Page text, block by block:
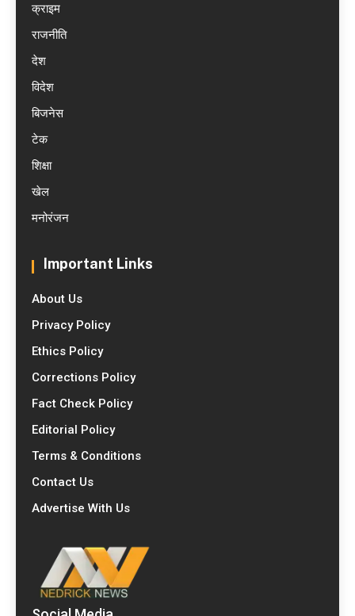
क्राइम
राजनीति
देश
विदेश
बिजनेस
टेक
शिक्षा
खेल
मनोरंजन
Important Links
About Us
Privacy Policy
Ethics Policy
Corrections Policy
Fact Check Policy
Editorial Policy
Terms & Conditions
Contact Us
Advertise With Us